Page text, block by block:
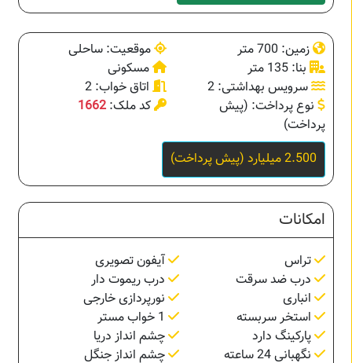
زمین: 700 متر
موقعیت: ساحلی
بنا: 135 متر
مسکونی
سرویس بهداشتی: 2
اتاق خواب: 2
نوع پرداخت: (پیش
پرداخت)
کد ملک: 1662
2.500 میلیارد (پیش پرداخت)
امکانات
تراس
آیفون تصویری
درب ضد سرقت
درب ریموت دار
انباری
نورپردازی خارجی
استخر سربسته
پارکینگ دارد
چشم انداز دریا
نگهبانی 24 ساعته
چشم انداز جنگل